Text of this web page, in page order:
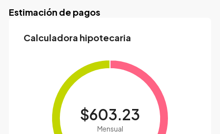
Estimación de pagos
Calculadora hipotecaria
$603.23
Mensual